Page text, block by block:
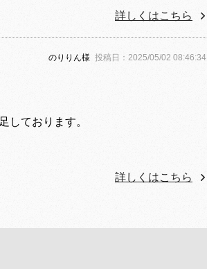
詳しくはこちら
のりりん様 投稿日：2025/05/02 08:46:34
しております。
詳しくはこちら